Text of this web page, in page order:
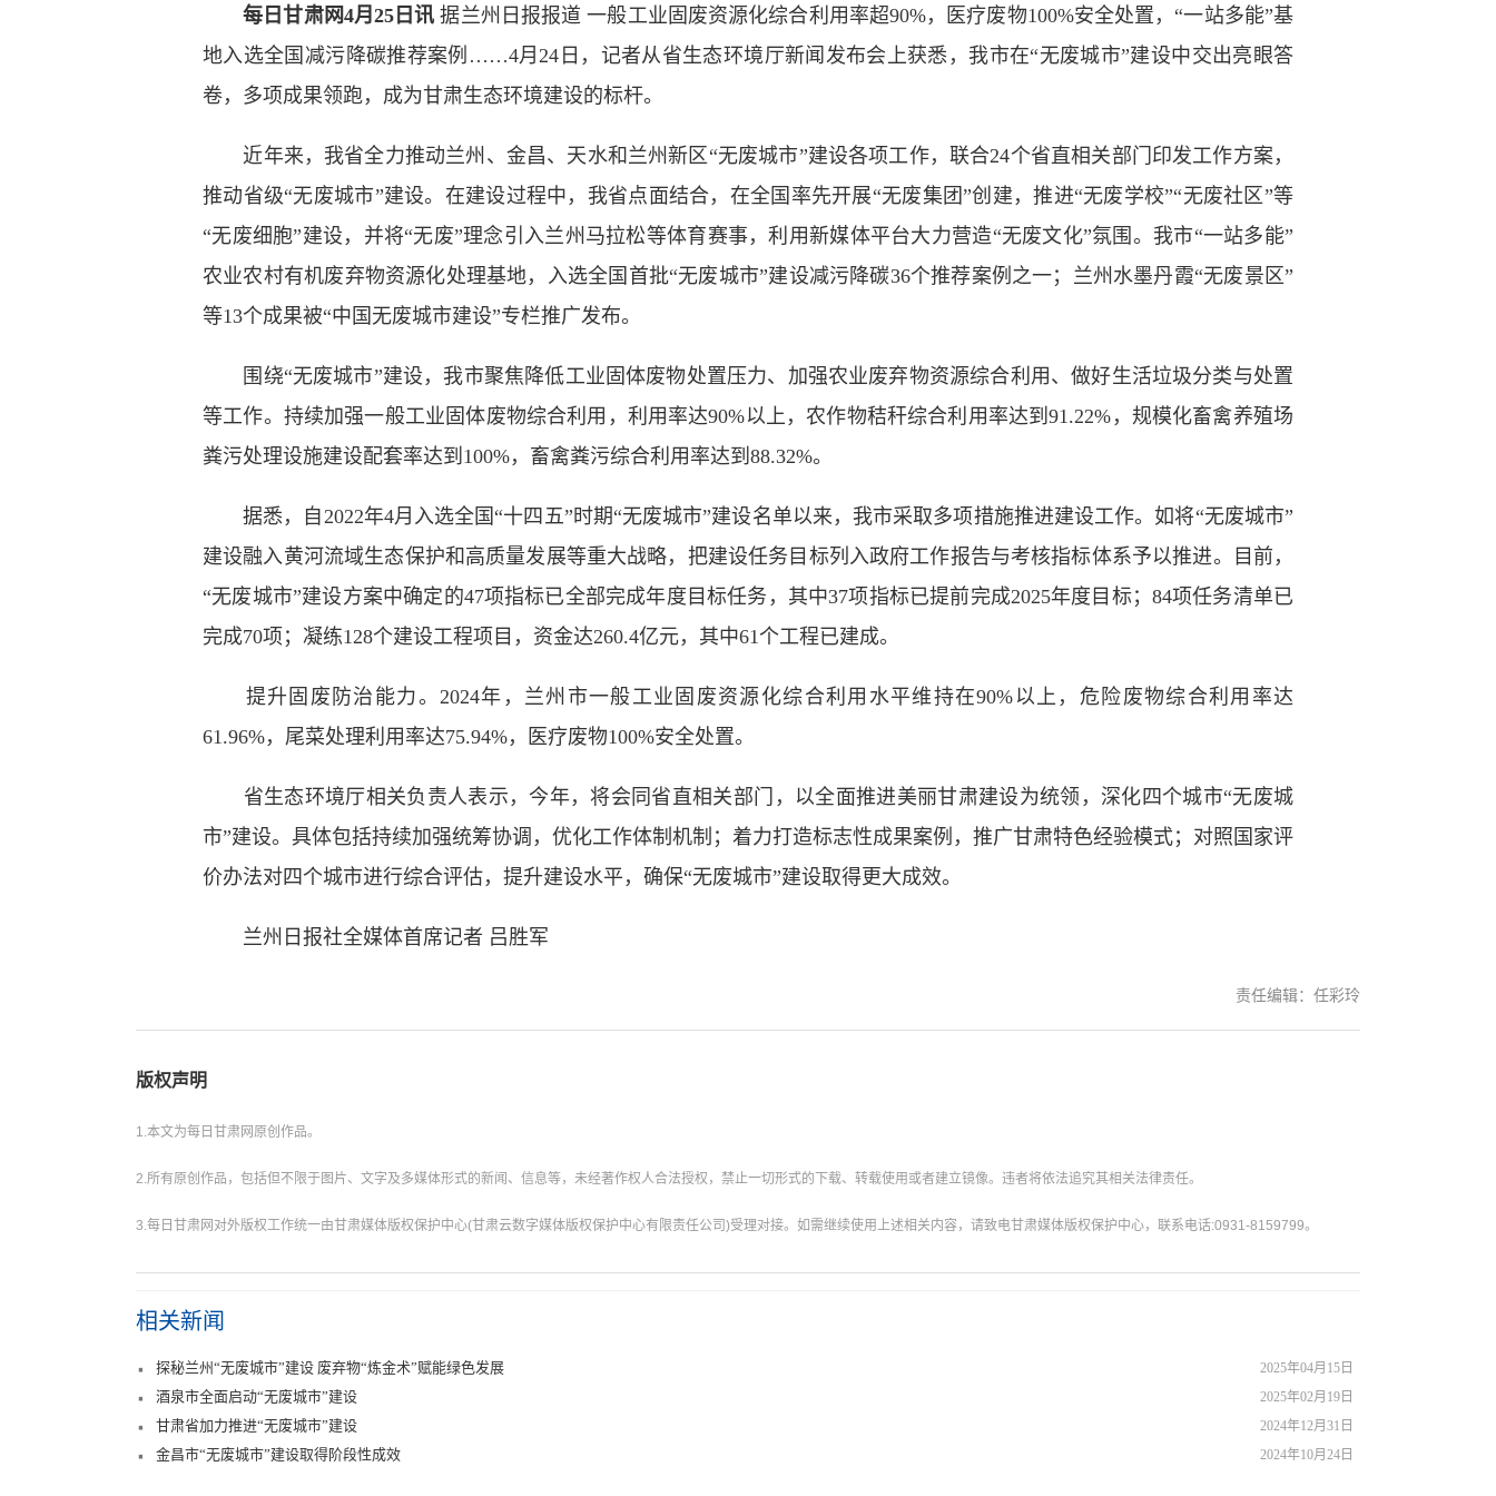
每日甘肃网4月25日讯据兰州日报报道 一般工业固废资源化综合利用率超90%，医疗废物100%安全处置，“一站多能”基
地入选全国减污降碳推荐案例……4月24日，记者从省生态环境厅新闻发布会上获悉，我市在“无废城市”建设中交出亮眼答
卷，多项成果领跑，成为甘肃生态环境建设的标杆。
近年来，我省全力推动兰州、金昌、天水和兰州新区“无废城市”建设各项工作，联合24个省直相关部门印发工作方案，
推动省级“无废城市”建设。在建设过程中，我省点面结合，在全国率先开展“无废集团”创建，推进“无废学校”“无废社区”等
“无废细胞”建设，并将“无废”理念引入兰州马拉松等体育赛事，利用新媒体平台大力营造“无废文化”氛围。我市“一站多能”
农业农村有机废弃物资源化处理基地，入选全国首批“无废城市”建设减污降碳36个推荐案例之一；兰州水墨丹霞“无废景区”
等13个成果被“中国无废城市建设”专栏推广发布。
围绕“无废城市”建设，我市聚焦降低工业固体废物处置压力、加强农业废弃物资源综合利用、做好生活垃圾分类与处置
等工作。持续加强一般工业固体废物综合利用，利用率达90%以上，农作物秸秆综合利用率达到91.22%，规模化畜禽养殖场
粪污处理设施建设配套率达到100%，畜禽粪污综合利用率达到88.32%。
据悉，自2022年4月入选全国“十四五”时期“无废城市”建设名单以来，我市采取多项措施推进建设工作。如将“无废城市”
建设融入黄河流域生态保护和高质量发展等重大战略，把建设任务目标列入政府工作报告与考核指标体系予以推进。目前，
“无废城市”建设方案中确定的47项指标已全部完成年度目标任务，其中37项指标已提前完成2025年度目标；84项任务清单已
完成70项；凝练128个建设工程项目，资金达260.4亿元，其中61个工程已建成。
提升固废防治能力。2024年，兰州市一般工业固废资源化综合利用水平维持在90%以上，危险废物综合利用率达
61.96%，尾菜处理利用率达75.94%，医疗废物100%安全处置。
省生态环境厅相关负责人表示，今年，将会同省直相关部门，以全面推进美丽甘肃建设为统领，深化四个城市“无废城
市”建设。具体包括持续加强统筹协调，优化工作体制机制；着力打造标志性成果案例，推广甘肃特色经验模式；对照国家评
价办法对四个城市进行综合评估，提升建设水平，确保“无废城市”建设取得更大成效。
兰州日报社全媒体首席记者 吕胜军
责任编辑：任彩玲
版权声明
1.本文为每日甘肃网原创作品。
2.所有原创作品，包括但不限于图片、文字及多媒体形式的新闻、信息等，未经著作权人合法授权，禁止一切形式的下载、转载使用或者建立镜像。违者将依法追究其相关法律责任。
3.每日甘肃网对外版权工作统一由甘肃媒体版权保护中心(甘肃云数字媒体版权保护中心有限责任公司)受理对接。如需继续使用上述相关内容，请致电甘肃媒体版权保护中心，联系电话:0931-8159799。
相关新闻
2025年04月15日
探秘兰州“无废城市”建设 废弃物“炼金术”赋能绿色发展
2025年02月19日
酒泉市全面启动“无废城市”建设
2024年12月31日
甘肃省加力推进“无废城市”建设
2024年10月24日
金昌市“无废城市”建设取得阶段性成效